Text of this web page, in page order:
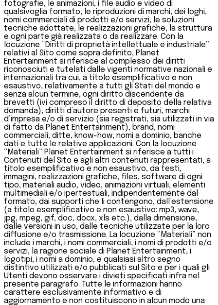
fotografie, le animazioni, i file audio e video di
qualsivoglia formato, le riproduzioni di marchi, dei loghi,
nomi commerciali di prodotti e/o servizi, le soluzioni
tecniche adottate, le realizzazioni grafiche, la struttura
e ogni parte già realizzata o da realizzare. Con la
locuzione “Diritti di proprietà intellettuale e industriale”
relativi al Sito come sopra definito, Planet
Entertainment si riferisce al complesso dei diritti
riconosciuti e tutelati dalle vigenti normative nazionali e
internazionali tra cui, a titolo esemplificativo e non
esaustivo, relativamente a tutti gli Stati del mondo e
senza alcun termine, ogni diritto discendente da
brevetti (ivi compreso il diritto di deposito della relativa
domanda), diritti d’autore presenti e futuri, marchi
d’impresa e/o di servizio (sia registrati, sia utilizzati in via
di fatto da Planet Entertainment), brand, nomi
commerciali, ditte, know-how, nomi a dominio, banche
dati e tutte le relative applicazioni. Con la locuzione
“Materiali” Planet Entertainment si riferisce a tutti i
Contenuti del Sito e agli altri contenuti rappresentati, a
titolo esemplificativo e non esaustivo, da testi,
immagini, realizzazioni grafiche, files, software di ogni
tipo, materiali audio, video, animazioni virtuali, elementi
multimediali e/o ipertestuali, indipendentemente dal
formato, dai supporti che li contengono, dall’estensione
(a titolo esemplificativo e non esaustivo: mp3, wave,
jpg, mpeg, gif, doc, docx, xls etc.), dalla dimensione,
dalle versioni in uso, dalle tecniche utilizzate per la loro
diffusione e/o trasmissione. La locuzione “Materiali” non
include i marchi, i nomi commerciali, i nomi di prodotti e/o
servizi, la ragione sociale di Planet Entertainment, i
logotipi, i nomi a dominio, e qualsiasi altro segno
distintivo utilizzati e/o pubblicati sul Sito e per i quali gli
Utenti devono osservare i divieti specificati infra nel
presente paragrafo. Tutte le informazioni hanno
carattere esclusivamente informativo e di
aggiornamento e non costituiscono in alcun modo una